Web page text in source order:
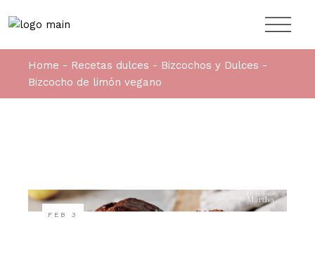
Home Recetas dulces
Bizcochos y Dulces
Bizcocho de limón vegano
FEB 3